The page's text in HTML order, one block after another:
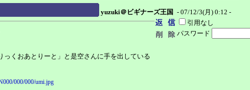
yuzuki＠ビギナーズ王国 - 07/12/3(月) 0:12 -
引用なし
パスワード
くおあとりーと」と是空さんに手を出している
000/000/umi.jpg